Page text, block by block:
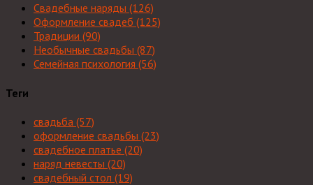
Свадебные наряды (126)
Оформление свадеб (125)
Традиции (90)
Необычные свадьбы (87)
Семейная психология (56)
Теги
свадьба (57)
оформление свадьбы (23)
свадебное платье (20)
наряд невесты (20)
свадебный стол (19)